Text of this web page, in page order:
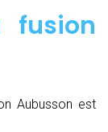
fusion
Aubusson est